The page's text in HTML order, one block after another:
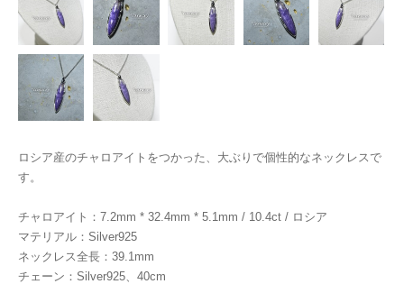
ロシア産のチャロアイトをつかった、大ぶりで個性的なネックレスで
す。
チャロアイト：7.2mm * 32.4mm * 5.1mm / 10.4ct / ロシア
マテリアル：Silver925
ネックレス全長：39.1mm
チェーン：Silver925、40cm